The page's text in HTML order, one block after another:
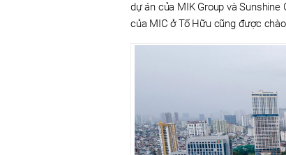
dự án của MIK Group và Sunshine
của MIC ở Tố Hữu cũng được